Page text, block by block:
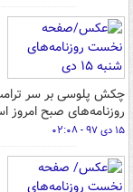
چکش پلوسی بر سر ترامپ
روزنامه‌های صبح امروز
۱۵ دی ۹۷ - ۰۲:۰۸